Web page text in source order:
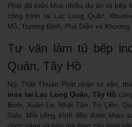
Phát đã triển khai nhiều dự án tủ bếp
công trình tại Lạc Long Quân,
Mỗ, Trương Định, Phú Diễn và Khương
Tư vấn làm tủ bếp
Quân, Tây Hồ
Nội Thất Thuận Phát nhận tư vấn,
inox tại Lạc Long Quân, Tây Hồ
Bưởi, Xuân La, Nhật Tân, Tứ Liên,
Giấy. Mỗi công trình đều được khảo